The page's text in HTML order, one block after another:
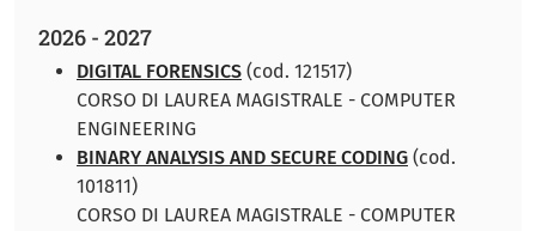
2026 - 2027
DIGITAL FORENSICS (cod. 121517)
CORSO DI LAUREA MAGISTRALE - COMPUTER
ENGINEERING
BINARY ANALYSIS AND SECURE CODING (cod.
101811)
CORSO DI LAUREA MAGISTRALE - COMPUTER